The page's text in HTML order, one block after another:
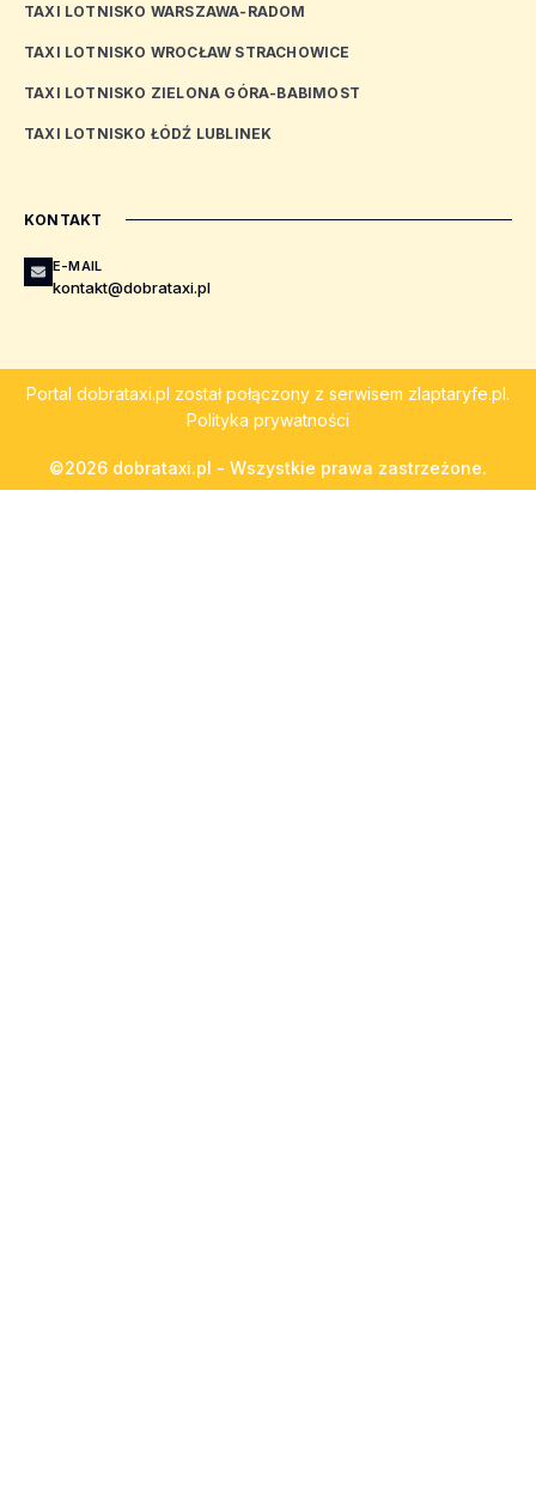
TAXI LOTNISKO WARSZAWA-RADOM
TAXI LOTNISKO WROCŁAW STRACHOWICE
TAXI LOTNISKO ZIELONA GÓRA-BABIMOST
TAXI LOTNISKO ŁÓDŹ LUBLINEK
KONTAKT
E-MAIL
kontakt@dobrataxi.pl
Portal dobrataxi.pl został połączony z serwisem zlaptaryfe.pl.
Polityka prywatności
©2026 dobrataxi.pl - Wszystkie prawa zastrzeżone.